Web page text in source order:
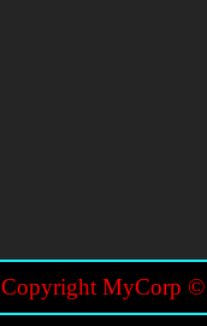
Copyright MyCorp